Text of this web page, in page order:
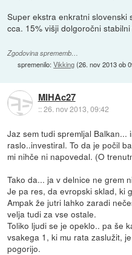
Super ekstra enkratni slovenski
cca. 15% višji dolgoročni
Zgodovina sprememb…
spremenilo:Vikking(26. nov 2013 ob
MIHAc27
::26. nov 2013, 09:42
Jaz sem tudi spremljal
raslo..investiral. To da je počil
mi nihče ni napovedal. (O
Tako da... ja v delnice ne grem
Je pa res, da evropski sklad, ki
Ampak že jutri lahko zaradi
velja tudi za vse ostale.
Toliko ljudi se je opeklo.. pa še
vsakega 1, ki mu rata zaslužit,
pogorijo.